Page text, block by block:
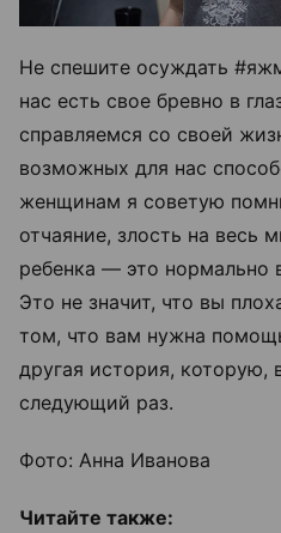
Не спешите осуждать
нас есть свое бревно в
справляемся со своей
возможных для нас
женщинам я советую
отчаяние, злость на весь
ребенка — это нормально
Это не значит, что вы
том, что вам нужна
другая история,
следующий раз.
Фото: Анна Иванова
Читайте также: